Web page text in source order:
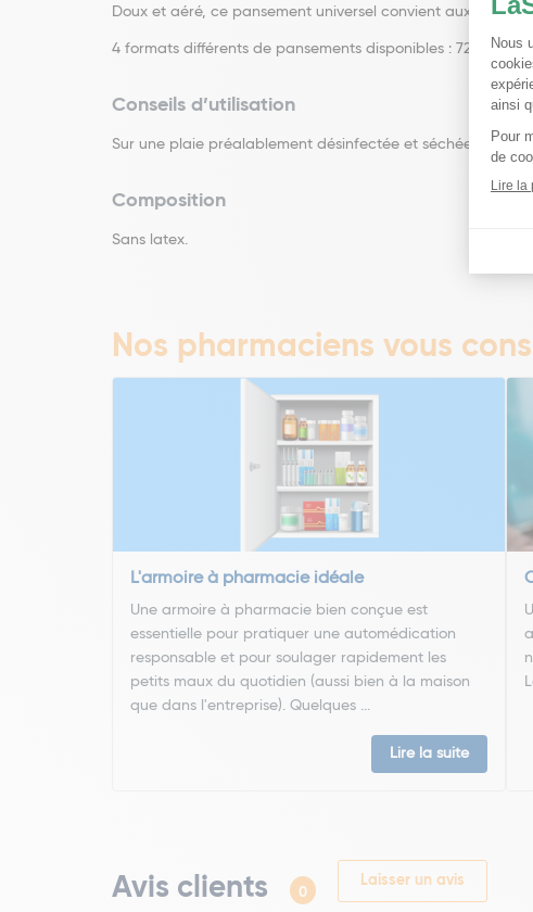
Doux et aéré, ce pansement universel convient aux peaux
4 formats différents de pansements disponibles : 72mm x
Conseils d’utilisation
Sur une plaie préalablement désinfectée et séchée,
Composition
Sans latex.
Nos pharmaciens vous
L'armoire à pharmacie idéale
Une armoire à pharmacie bien conçue est
essentielle pour pratiquer une automédication
responsable et pour soulager rapidement les
petits maux du quotidien (aussi bien à la maison
que dans l'entreprise). Quelques ...
Lire la suite
Avis clients 0
Laisser un avis